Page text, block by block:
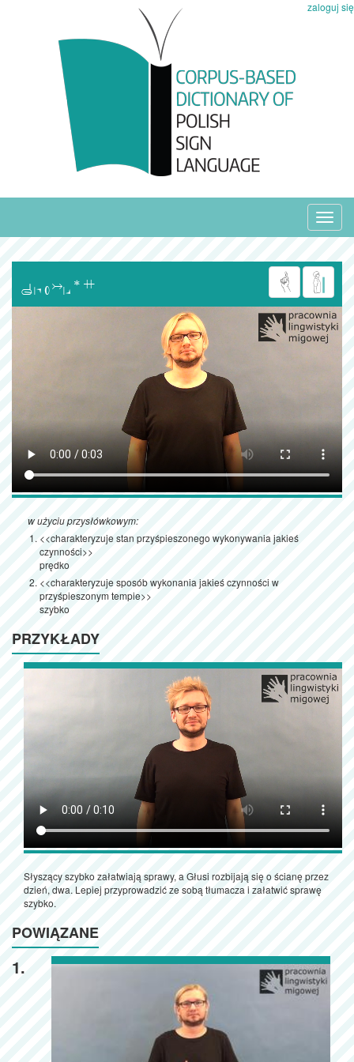
zaloguj się

w użyciu przysłówkowym:
<<charakteryzuje stan przyśpieszonego wykonywania jakieś
czynności>>
prędko
<<charakteryzuje sposób wykonania jakieś czynności w
przyśpieszonym tempie>>
szybko
PRZYKŁADY
Słyszący szybko załatwiają sprawy, a Głusi rozbijają się o ścianę przez
dzień, dwa. Lepiej przyprowadzić ze sobą tłumacza i załatwić sprawę
szybko.
POWIĄZANE
1.